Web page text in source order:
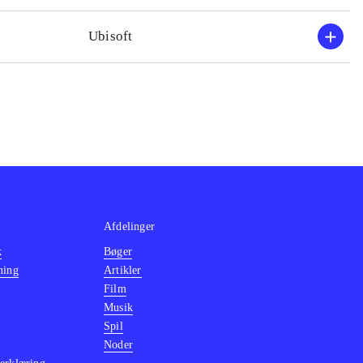
Ubisoft
Afdelinger
Bøger
Artikler
Film
Musik
Spil
Noder